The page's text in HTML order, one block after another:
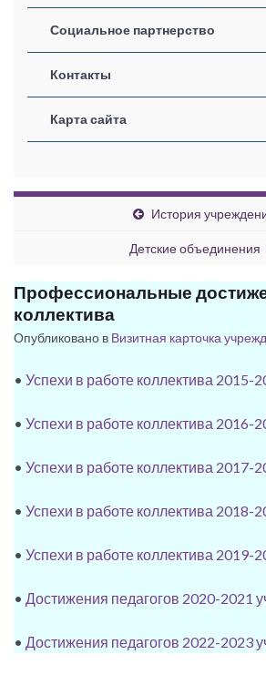
Социальное партнерство
Контакты
Карта сайта
История
Детские объединения
Профессиональные
коллектива
Опубликовано в Визитная карточка
• Успехи в работе коллектива 2015-
• Успехи в работе коллектива 2016-
• Успехи в работе коллектива 2017-
• Успехи в работе коллектива 2018-
• Успехи в работе коллектива 2019-
• Достижения педагогов 2020-2021
• Достижения педагогов 2022-2023